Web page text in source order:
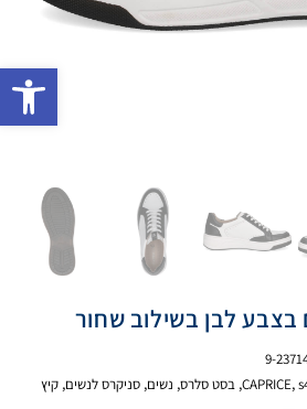
בצבע לבן בשילוב שחור
9-
CAPRICE,
, בסט סלרס, נשים, סניקרס לנשים, קיץ